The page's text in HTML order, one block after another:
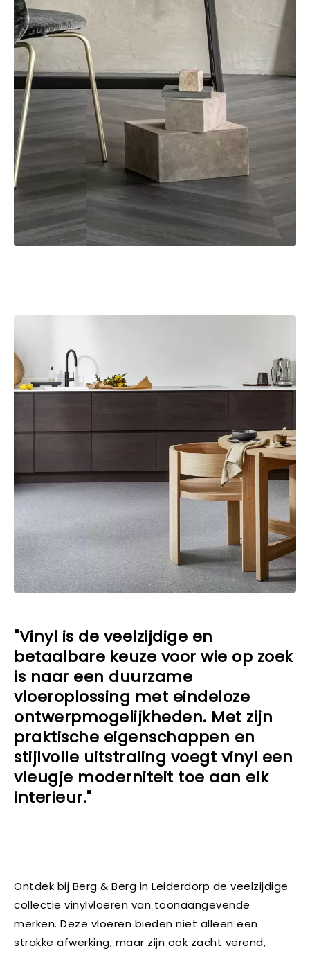
"Vinyl is de veelzijdige en
betaalbare keuze voor wie op zoek
is naar een duurzame
vloeroplossing met eindeloze
ontwerpmogelijkheden. Met zijn
praktische eigenschappen en
stijlvolle uitstraling voegt vinyl een
vleugje moderniteit toe aan elk
interieur."
Ontdek bij Berg & Berg in Leiderdorp de veelzijdige
collectie vinylvloeren van toonaangevende
merken. Deze vloeren bieden niet alleen een
strakke afwerking, maar zijn ook zacht verend,